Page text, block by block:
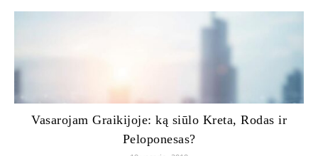
Vasarojam Graikijoje: ką siūlo Kreta, Rodas ir
Peloponesas?